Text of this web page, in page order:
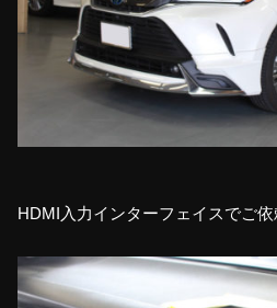
HDMI入力インターフェイスでご依